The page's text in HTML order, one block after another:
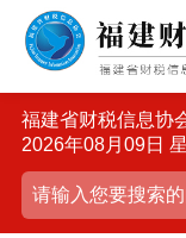
福建省财税信息协
2026年08月09日